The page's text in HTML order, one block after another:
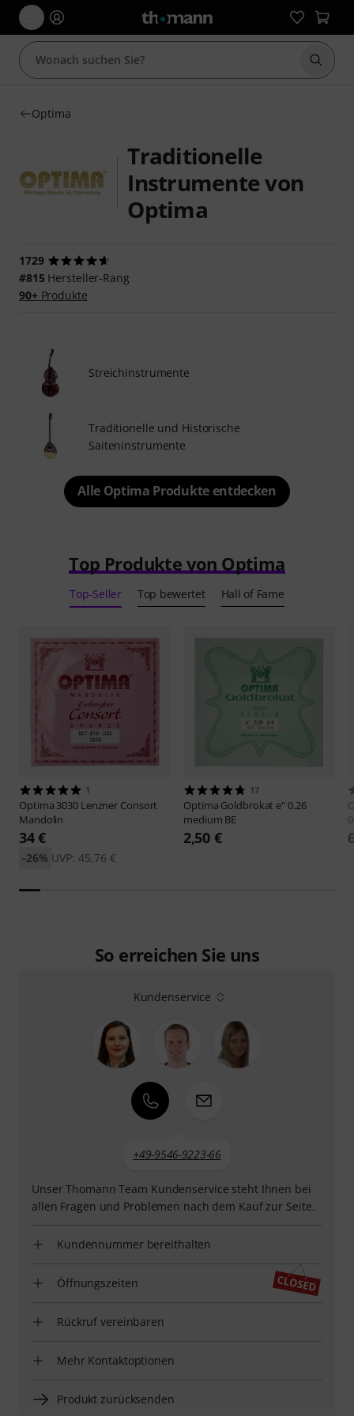
Suche
Optima
Traditionelle
Instrumente von
Optima
1729
#815 Hersteller-Rang
90+Produkte
Streichinstrumente
Traditionelle und Historische
Saiteninstrumente
Alle Optima Produkte entdecken
Top Produkte von Optima
Top-Seller Top bewertet Hall of Fame
1
Optima 3030 Lenzner Consort
Mandolin
34 €
UVP: 45,76 €
-26%
17
Optima Goldbrokat e" 0.26
medium BE
2,50 €
So erreichen Sie uns
Kundenservice
+49-9546-9223-66
Unser Thomann Team Kundenservice steht Ihnen bei
allen Fragen und Problemen nach dem Kauf zur Seite.
Kundennummer bereithalten
Öffnungszeiten
Rückruf vereinbaren
Mehr Kontaktoptionen
Produkt zurücksenden